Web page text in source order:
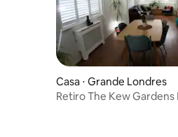
Casa ⋅ Grande Londres
Retiro The Kew Gardens